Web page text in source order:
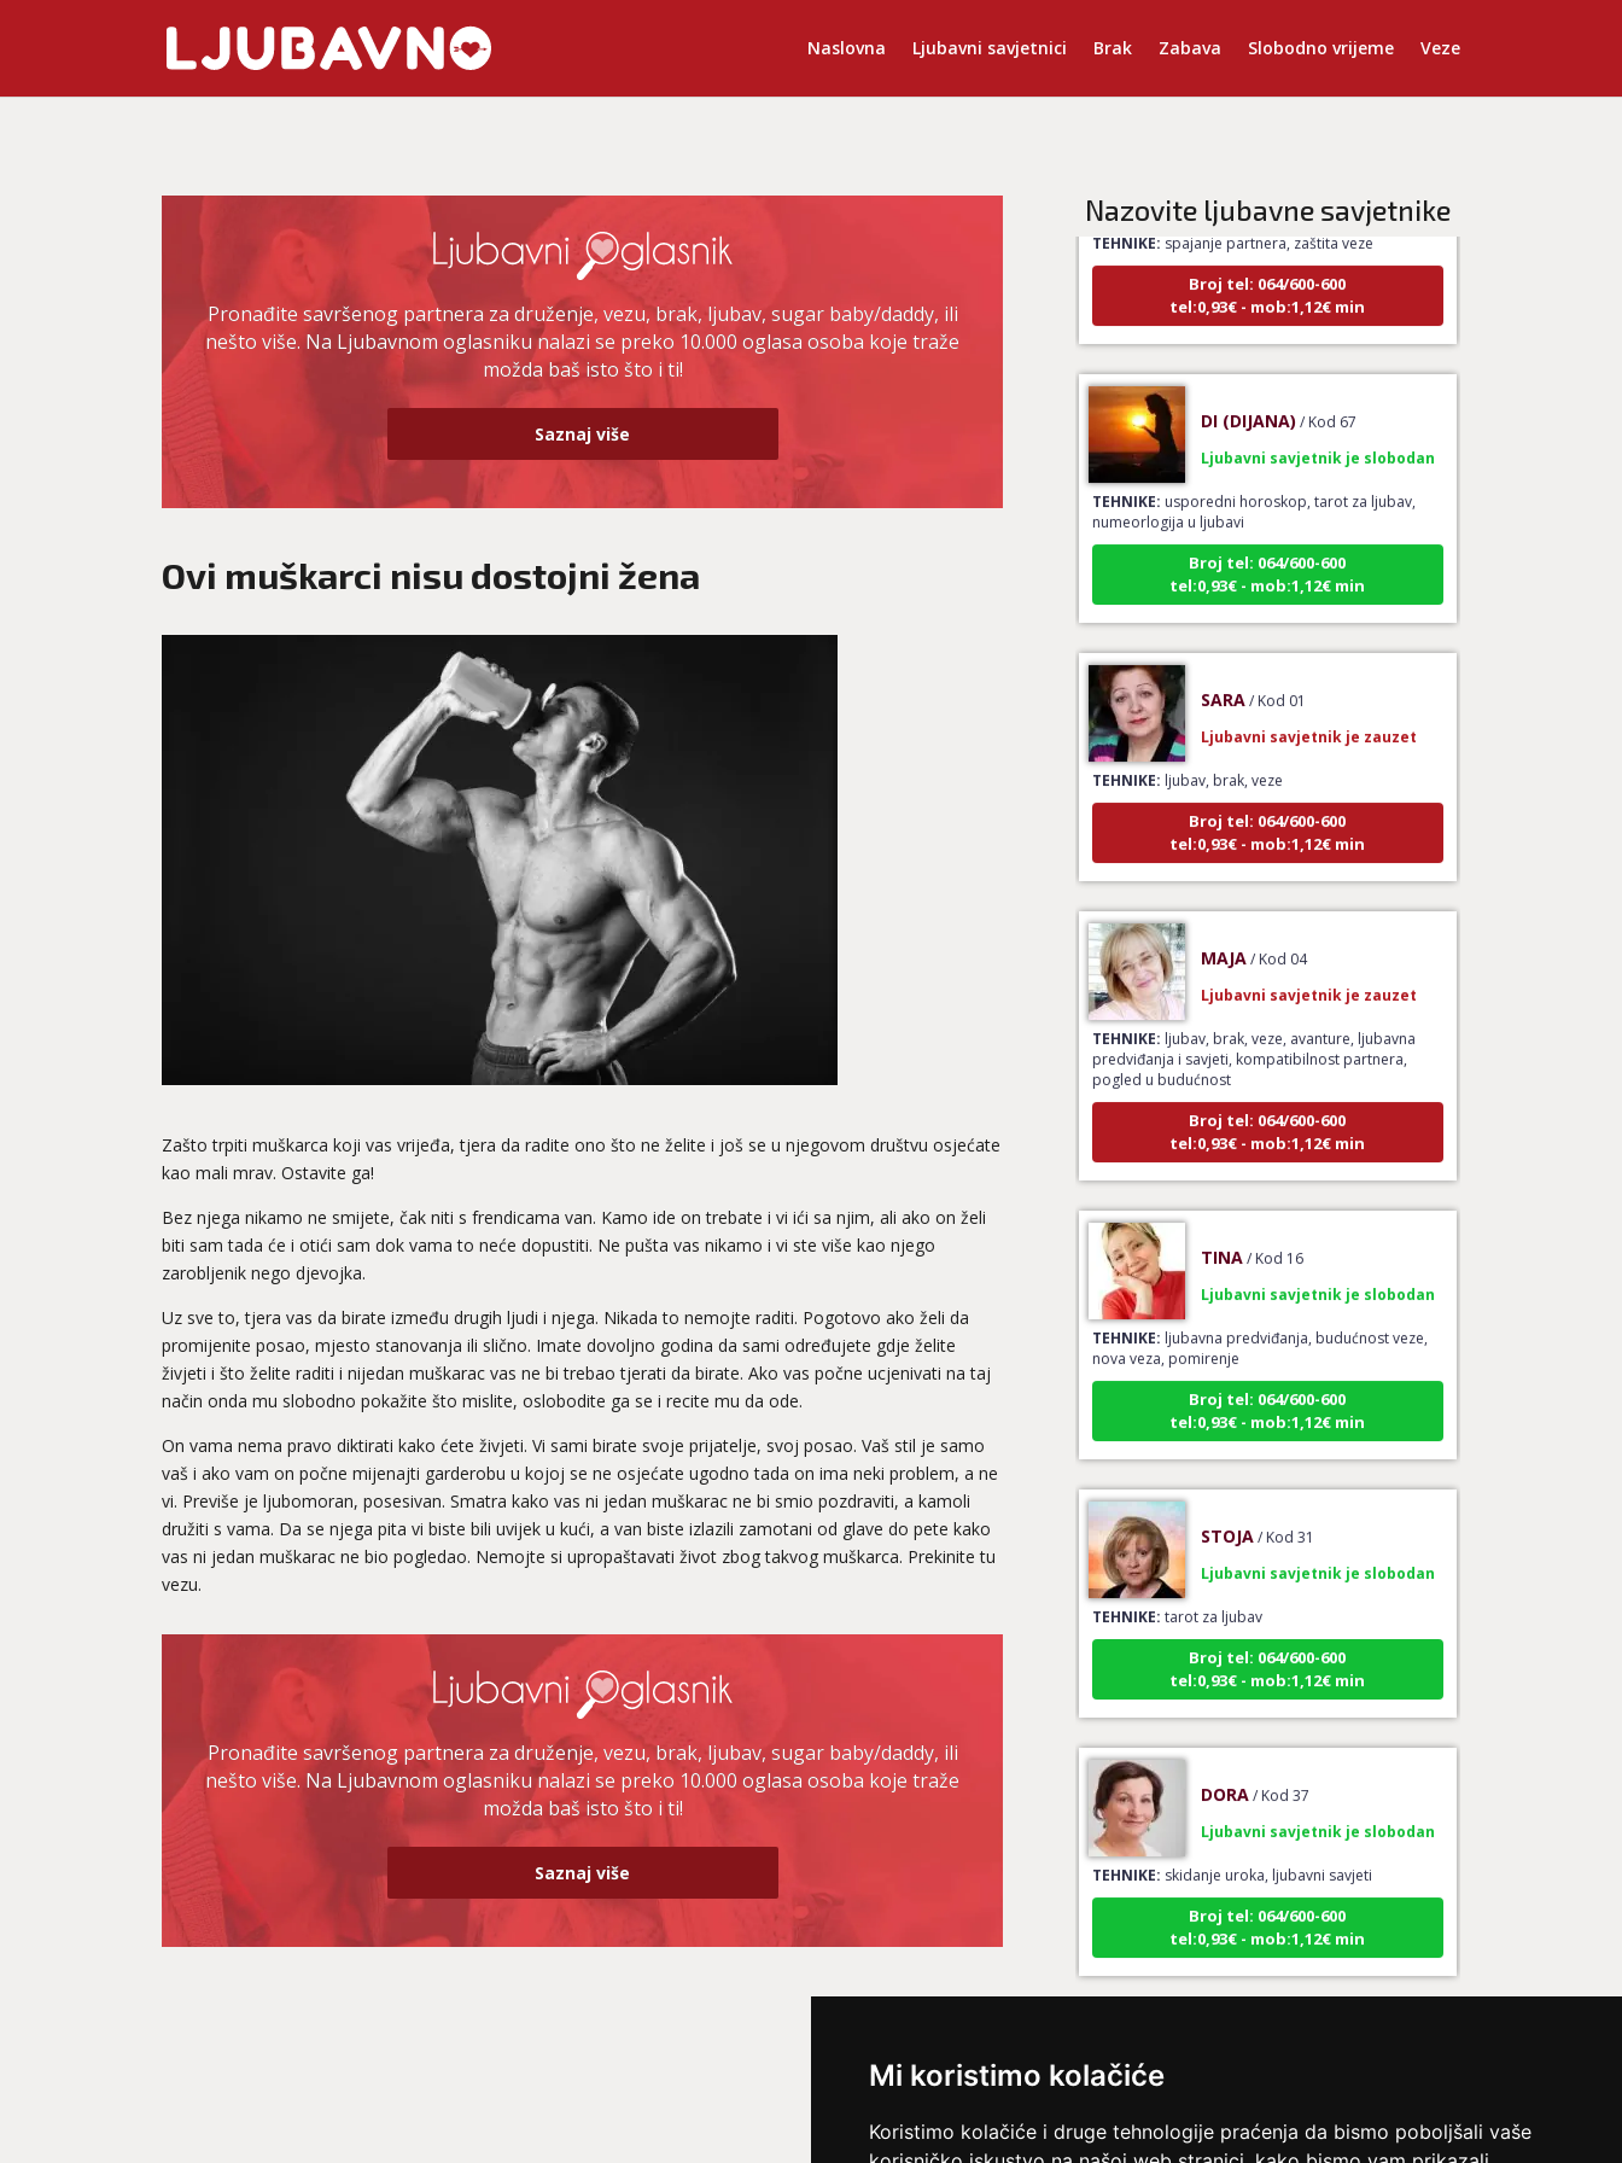
Mi koristimo kolačiće
Koristimo kolačiće i druge tehnologije praćenja da bismo poboljšali vaše
Naslovna Ljubavni savjetnici Brak Zabava Slobodno vrijeme Veze
Pronađite savršenog partnera za druženje, vezu, brak, ljubav, sugar baby/daddy, ili
nešto više. Na Ljubavnom oglasniku nalazi se preko 10.000 oglasa osoba koje traže
možda baš isto što i ti!
Saznaj više
Ovi muškarci nisu dostojni žena
Zašto trpiti muškarca koji vas vrijeđa, tjera da radite ono što ne želite i još se u njegovom društvu osjećate
kao mali mrav. Ostavite ga!
Bez njega nikamo ne smijete, čak niti s frendicama van. Kamo ide on trebate i vi ići sa njim, ali ako on želi
biti sam tada će i otići sam dok vama to neće dopustiti. Ne pušta vas nikamo i vi ste više kao njego
zarobljenik nego djevojka.
Uz sve to, tjera vas da birate između drugih ljudi i njega. Nikada to nemojte raditi. Pogotovo ako želi da
promijenite posao, mjesto stanovanja ili slično. Imate dovoljno godina da sami određujete gdje želite
živjeti i što želite raditi i nijedan muškarac vas ne bi trebao tjerati da birate. Ako vas počne ucjenivati na taj
način onda mu slobodno pokažite što mislite, oslobodite ga se i recite mu da ode.
On vama nema pravo diktirati kako ćete živjeti. Vi sami birate svoje prijatelje, svoj posao. Vaš stil je samo
vaš i ako vam on počne mijenajti garderobu u kojoj se ne osjećate ugodno tada on ima neki problem, a ne
vi. Previše je ljubomoran, posesivan. Smatra kako vas ni jedan muškarac ne bi smio pozdraviti, a kamoli
družiti s vama. Da se njega pita vi biste bili uvijek u kući, a van biste izlazili zamotani od glave do pete kako
vas ni jedan muškarac ne bio pogledao. Nemojte si upropaštavati život zbog takvog muškarca. Prekinite tu
vezu.
Pronađite savršenog partnera za druženje, vezu, brak, ljubav, sugar baby/daddy, ili
nešto više. Na Ljubavnom oglasniku nalazi se preko 10.000 oglasa osoba koje traže
možda baš isto što i ti!
Saznaj više
Nazovite ljubavne savjetnike
spajanje partnera, zaštita veze
Broj tel: 064/600-600
tel:0,93€ - mob:1,12€ min
TEHNIKE:usporedni horoskop, tarot za ljubav,
numeorlogija u ljubavi
Broj tel: 064/600-600
tel:0,93€ - mob:1,12€ min
TEHNIKE:ljubav, brak, veze
Broj tel: 064/600-600
tel:0,93€ - mob:1,12€ min
TEHNIKE:ljubav, brak, veze, avanture, ljubavna
predviđanja i savjeti, kompatibilnost partnera,
pogled u budućnost
Broj tel: 064/600-600
tel:0,93€ - mob:1,12€ min
TEHNIKE:ljubavna predviđanja, budućnost veze,
nova veza, pomirenje
Broj tel: 064/600-600
tel:0,93€ - mob:1,12€ min
TEHNIKE:tarot za ljubav
Broj tel: 064/600-600
tel:0,93€ - mob:1,12€ min
TEHNIKE:skidanje uroka, ljubavni savjeti
Broj tel: 064/600-600
tel:0,93€ - mob:1,12€ min
tarot za ljubav